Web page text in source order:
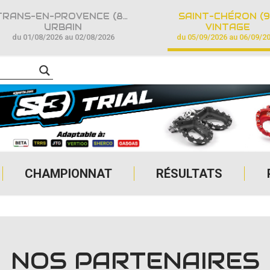
CHAMPIONNAT RÉSULTATS
TRANS-EN-PROVENCE (83)
URBAIN
du 01/08/2026 au 02/08/2026
SAINT-CHÉRON
VINTAGE
du 05/09/2026 au 06/09/
NOS PARTENAIRES